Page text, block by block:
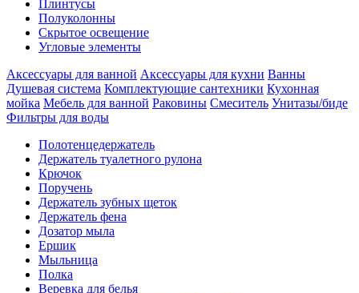
Плинтусы
Полуколонны
Скрытое освещение
Угловые элементы
Аксессуары для ванной Аксессуары для кухни Ванны
Душевая система Комплектующие сантехники Кухонная
мойка Мебель для ванной Раковины Смеситель Унитазы/биде
Фильтры для воды
Полотенцедержатель
Держатель туалетного рулона
Крючок
Поручень
Держатель зубных щеток
Держатель фена
Дозатор мыла
Eршик
Мыльница
Полка
Веревка для белья